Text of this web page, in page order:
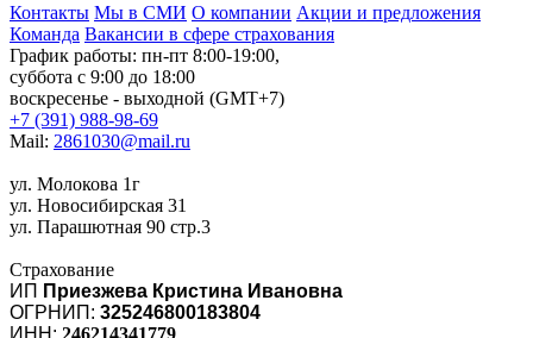
Контакты Мы в СМИ О компании Акции и предложения
Команда Вакансии в сфере страхования
График работы: пн-пт 8:00-19:00,
суббота с 9:00 до 18:00
воскресенье - выходной (GMT+7)
+7 (391) 988-98-69
Mail: 2861030@mail.ru
ул. Молокова 1г
ул. Новосибирская 31
ул. Парашютная 90 стр.3
Страхование
ИП Приезжева Кристина Ивановна
ОГРНИП: 325246800183804
ИНН: 246214341779